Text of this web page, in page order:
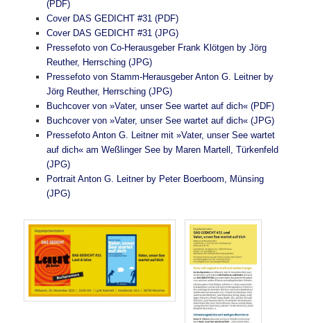
(PDF)
Cover DAS GEDICHT #31 (PDF)
Cover DAS GEDICHT #31 (JPG)
Pressefoto von Co-Herausgeber Frank Klötgen by Jörg
Reuther, Herrsching (JPG)
Pressefoto von Stamm-Herausgeber Anton G. Leitner by
Jörg Reuther, Herrsching (JPG)
Buchcover von »Vater, unser See wartet auf dich« (PDF)
Buchcover von »Vater, unser See wartet auf dich« (JPG)
Pressefoto Anton G. Leitner mit »Vater, unser See wartet
auf dich« am Weßlinger See by Maren Martell, Türkenfeld
(JPG)
Portrait Anton G. Leitner by Peter Boerboom, Münsing
(JPG)